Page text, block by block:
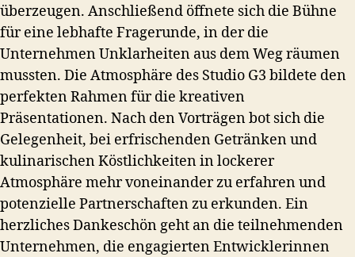
überzeugen. Anschließend öffnete sich die Bühne
für eine lebhafte Fragerunde, in der die
Unternehmen Unklarheiten aus dem Weg räumen
mussten. Die Atmosphäre des Studio G3 bildete den
perfekten Rahmen für die kreativen
Präsentationen. Nach den Vorträgen bot sich die
Gelegenheit, bei erfrischenden Getränken und
kulinarischen Köstlichkeiten in lockerer
Atmosphäre mehr voneinander zu erfahren und
potenzielle Partnerschaften zu erkunden. Ein
herzliches Dankeschön geht an die teilnehmenden
Unternehmen, die engagierten Entwicklerinnen